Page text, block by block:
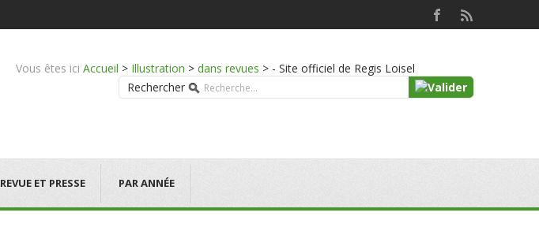
Vous êtes ici Accueil > Illustration > dans revues > - Site officiel de Regis Loisel
Rechercher
REVUE ET PRESSE PAR ANNÉE